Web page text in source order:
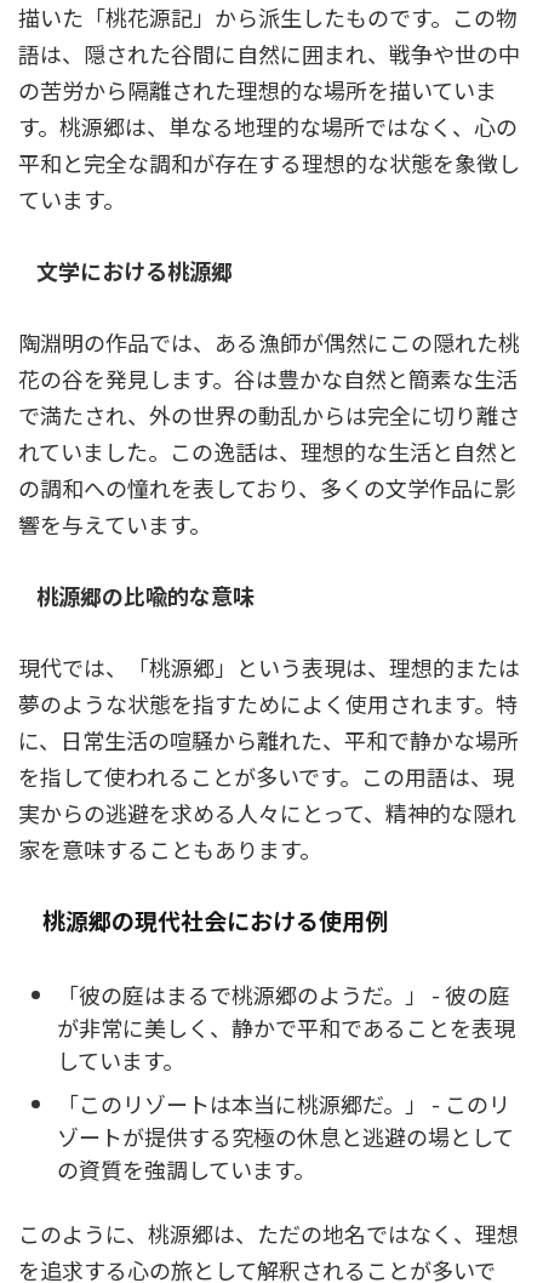
描いた「桃花源記」から派生したものです。この物
語は、隠された谷間に自然に囲まれ、戦争や世の中
の苦労から隔離された理想的な場所を描いていま
す。桃源郷は、単なる地理的な場所ではなく、心の
平和と完全な調和が存在する理想的な状態を象徴し
ています。
文学における桃源郷
陶淵明の作品では、ある漁師が偶然にこの隠れた桃
花の谷を発見します。谷は豊かな自然と簡素な生活
で満たされ、外の世界の動乱からは完全に切り離さ
れていました。この逸話は、理想的な生活と自然と
の調和への憧れを表しており、多くの文学作品に影
響を与えています。
桃源郷の比喩的な意味
現代では、「桃源郷」という表現は、理想的または
夢のような状態を指すためによく使用されます。特
に、日常生活の喧騒から離れた、平和で静かな場所
を指して使われることが多いです。この用語は、現
実からの逃避を求める人々にとって、精神的な隠れ
家を意味することもあります。
桃源郷の現代社会における使用例
「彼の庭はまるで桃源郷のようだ。」 - 彼の庭
が非常に美しく、静かで平和であることを表現
しています。
「このリゾートは本当に桃源郷だ。」 - このリ
ゾートが提供する究極の休息と逃避の場として
の資質を強調しています。
このように、桃源郷は、ただの地名ではなく、理想
を追求する心の旅として解釈されることが多いで